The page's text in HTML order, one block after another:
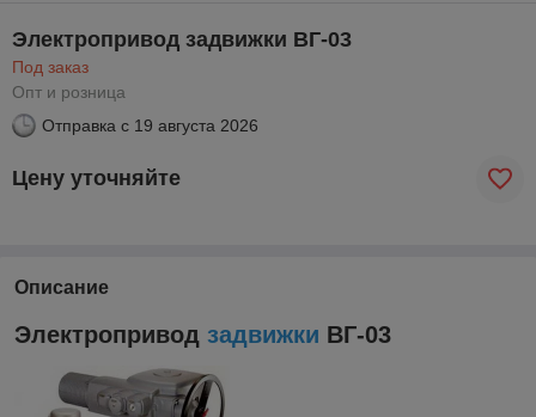
Электропривод задвижки ВГ-03
Под заказ
Опт и розница
Отправка с 19 августа 2026
Цену уточняйте
Описание
Электропривод задвижки ВГ-03